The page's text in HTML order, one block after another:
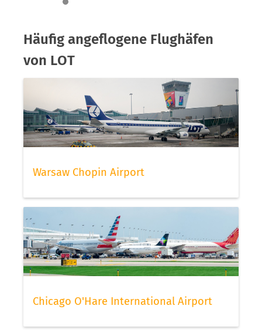
Häufig angeflogene Flughäfen
von LOT
Warsaw Chopin Airport
Chicago O'Hare International Airport